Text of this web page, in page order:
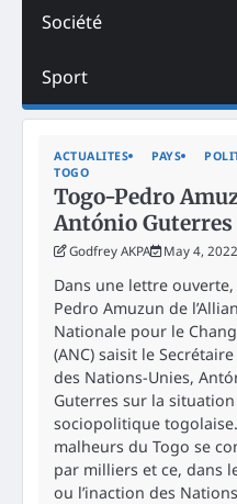
Société
Sport
Dans un message
ACTUALITES PAYS
TOGO
Togo-Pedro
António Guterres
Godfrey AKPA May 4, 2022
Dans une lettre ouverte,
Pedro Amuzun de
Nationale pour le
(ANC) saisit le
des Nations-Unies,
Guterres sur la situation
sociopolitique togolaise.
malheurs du Togo se
par milliers et ce, dans
ou l’inaction des